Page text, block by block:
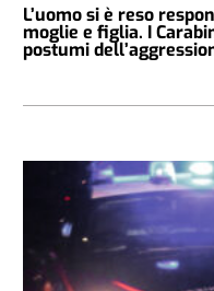
L’uomo si è reso
moglie e figlia. I
postumi